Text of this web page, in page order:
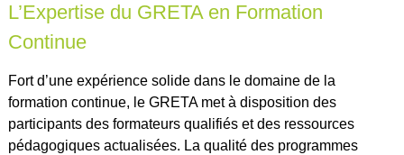
L’Expertise du GRETA en Formation
Continue
Fort d’une expérience solide dans le domaine de la
formation continue, le GRETA met à disposition des
participants des formateurs qualifiés et des ressources
pédagogiques actualisées. La qualité des programmes